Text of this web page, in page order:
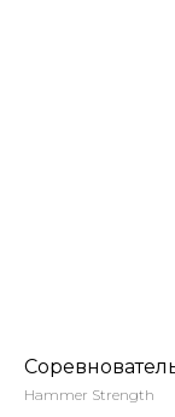
Hammer Strength